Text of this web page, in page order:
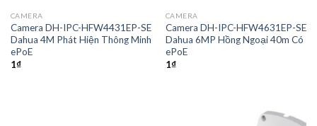
CAMERA
Camera DH-IPC-HFW4431EP-SE
Dahua 4M Phát Hiện Thông Minh
ePoE
1₫
CAMERA
Camera DH-IPC-HFW4631EP-SE
Dahua 6MP Hồng Ngoại 40m Có
ePoE
1₫